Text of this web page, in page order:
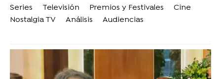
Series Televisión Premios y Festivales
Cine
Nostalgia TV
Análisis Audiencias